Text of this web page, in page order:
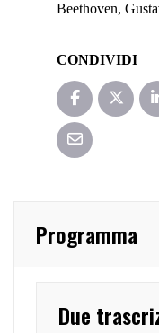
Beethoven,
CONDIVIDI
Programma
Due